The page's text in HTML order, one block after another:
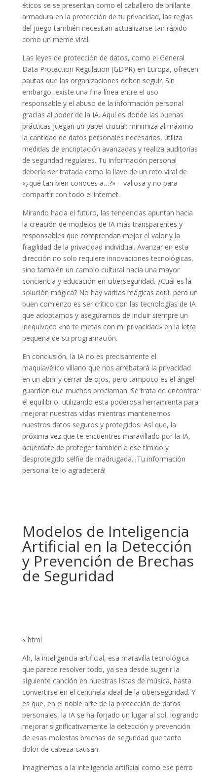
éticos se se presentan como el caballero de brillante
armadura en la protección de tu privacidad, las reglas
del juego también necesitan actualizarse tan rápido
como un meme viral.
Las leyes de protección de datos, como el General
Data Protection Regulation (GDPR) en Europa, ofrecen
pautas que las organizaciones deben seguir. Sin
embargo, existe una fina línea entre el uso
responsable y el abuso de la información personal
gracias al poder de la IA. Aquí es donde las buenas
prácticas juegan un papel crucial: minimiza al máximo
la cantidad de datos personales necesarios, utiliza
medidas de encriptación avanzadas y realiza auditorías
de seguridad regulares. Tu información personal
debería ser tratada como la llave de un reto viral de
«¿qué tan bien conoces a…?» – valiosa y no para
compartir con todo el internet.
Mirando hacia el futuro, las tendencias apuntan hacia
la creación de modelos de IA más transparentes y
responsables que comprendan mejor el valor y la
fragilidad de la privacidad individual. Avanzar en esta
dirección no solo requiere innovaciones tecnológicas,
sino también un cambio cultural hacia una mayor
conciencia y educación en ciberseguridad. ¿Cuál es la
solución mágica? No hay varitas mágicas aquí, pero un
buen comienzo es ser crítico con las tecnologías de IA
que adoptamos y asegurarnos de incluir siempre un
inequívoco «no te metas con mi privacidad» en la letra
pequeña de su programación.
En conclusión, la IA no es precisamente el
maquiavélico villano que nos arrebatará la privacidad
en un abrir y cerrar de ojos, pero tampoco es el ángel
guardián que muchos proclaman. Se trata de encontrar
el equilibrio, utilizando esta poderosa herramienta para
mejorar nuestras vidas mientras mantenemos
nuestros datos seguros y protegidos. Así que, la
próxima vez que te encuentres maravillado por la IA,
acuérdate de proteger también a ese tímido y
desprotegido selfie de madrugada. ¡Tu información
personal te lo agradecerá!
Modelos de Inteligencia
Artificial en la Detección
y Prevención de Brechas
de Seguridad
«`html
Ah, la inteligencia artificial, esa maravilla tecnológica
que parece resolver todo, ya sea desde sugerir la
siguiente canción en nuestras listas de música, hasta
convertirse en el centinela ideal de la ciberseguridad. Y
es que, en el noble arte de la protección de datos
personales, la IA se ha forjado un lugar al sol, logrando
mejorar significativamente la detección y prevención
de esas molestas brechas de seguridad que tanto
dolor de cabeza causan.
Imaginemos a la inteligencia artificial como ese perro